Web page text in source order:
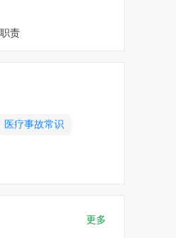
和处置、协调投诉受理
责
医疗事故常识
更多